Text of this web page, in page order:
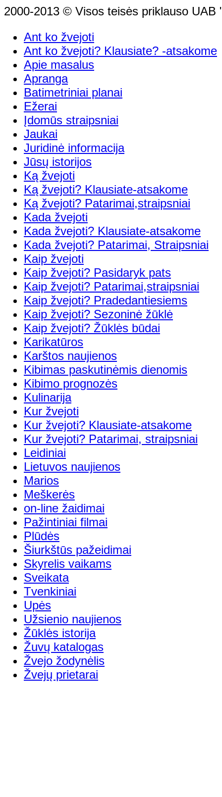
2000-2013 © Visos teisės priklauso UAB
Ant ko žvejoti
Ant ko žvejoti? Klausiate? -atsakome
Apie masalus
Apranga
Batimetriniai planai
Ežerai
Įdomūs straipsniai
Jaukai
Juridinė informacija
Jūsų istorijos
Ką žvejoti
Ką žvejoti? Klausiate-atsakome
Ką žvejoti? Patarimai,straipsniai
Kada žvejoti
Kada žvejoti? Klausiate-atsakome
Kada žvejoti? Patarimai, Straipsniai
Kaip žvejoti
Kaip žvejoti? Pasidaryk pats
Kaip žvejoti? Patarimai,straipsniai
Kaip žvejoti? Pradedantiesiems
Kaip žvejoti? Sezoninė žūklė
Kaip žvejoti? Žūklės būdai
Karikatūros
Karštos naujienos
Kibimas paskutinėmis dienomis
Kibimo prognozės
Kulinarija
Kur žvejoti
Kur žvejoti? Klausiate-atsakome
Kur žvejoti? Patarimai, straipsniai
Leidiniai
Lietuvos naujienos
Marios
Meškerės
on-line žaidimai
Pažintiniai filmai
Plūdės
Šiurkštūs pažeidimai
Skyrelis vaikams
Sveikata
Tvenkiniai
Upės
Užsienio naujienos
Žūklės istorija
Žuvų katalogas
Žvejo žodynėlis
Žvejų prietarai